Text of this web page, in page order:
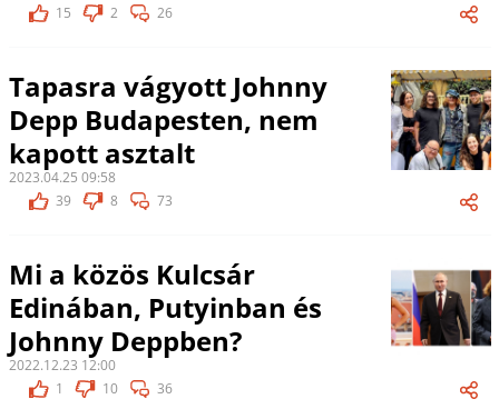
15
2 26
Tapasra vágyott Johnny
Depp Budapesten, nem
kapott asztalt
2023.04.25 09:58
39
8 73
Mi a közös Kulcsár
Edinában, Putyinban és
Johnny Deppben?
2022.12.23 12:00
1
10 36